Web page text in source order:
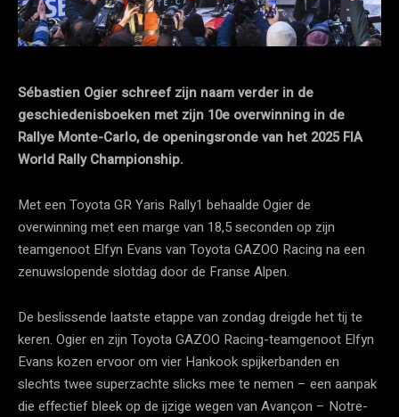
Sébastien Ogier schreef zijn naam verder in de
geschiedenisboeken met zijn 10e overwinning in de
Rallye Monte-Carlo, de openingsronde van het 2025 FIA
World Rally Championship.
Met een Toyota GR Yaris Rally1 behaalde Ogier de
overwinning met een marge van 18,5 seconden op zijn
teamgenoot Elfyn Evans van Toyota GAZOO Racing na een
zenuwslopende slotdag door de Franse Alpen.
De beslissende laatste etappe van zondag dreigde het tij te
keren. Ogier en zijn Toyota GAZOO Racing-teamgenoot Elfyn
Evans kozen ervoor om vier Hankook spijkerbanden en
slechts twee superzachte slicks mee te nemen – een aanpak
die effectief bleek op de ijzige wegen van Avançon – Notre-